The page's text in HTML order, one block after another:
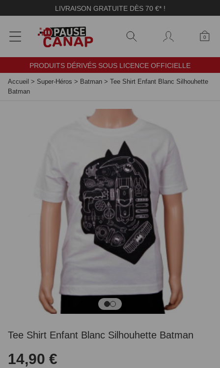
LIVRAISON GRATUITE DÈS 70 €* !
0
PRODUITS DÉRIVÉS SOUS LICENCE OFFICIELLE
Accueil > Super-Héros > Batman > Tee Shirt Enfant Blanc Silhouhette
Batman
Tee Shirt Enfant Blanc Silhouhette Batman
14,90 €
Panneau de gestion des cookies